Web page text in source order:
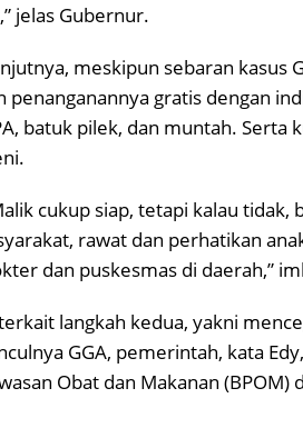
jelas Gubernur.
meskipun sebaran kasus
penanganannya gratis dengan
batuk pilek, dan muntah. Serta
cukup siap, tetapi kalau
rawat dan perhatikan
dan puskesmas di daerah,”
langkah kedua, yakni
GGA, pemerintah, kata
Obat dan Makanan